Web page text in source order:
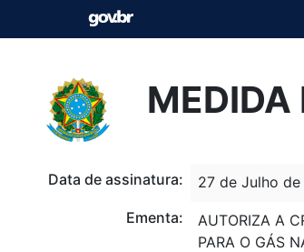
MEDIDA
Data de assinatura:
27 de Julho de
Ementa:
AUTORIZA A
PARA O GÁS